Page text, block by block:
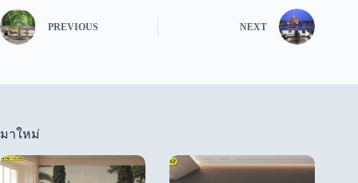
PREVIOUS NEXT
มาใหม่